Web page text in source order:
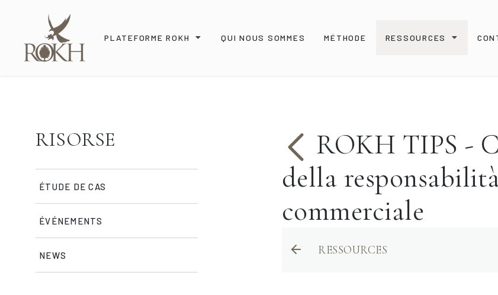
PLATEFORME ROKH QUI NOUS SOMMES MÉTHODE RESSOURCES
RISORSE
ÉTUDE DE CAS
ÉVÉNEMENTS
NEWS
ROKH TIPS -
della
commerciale
RESSOURCES